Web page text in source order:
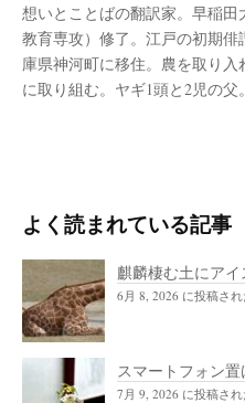
想いとことばの翻訳家。早稲
教育専攻）修了。江戸の初期
庫県神河町に移住。農を取り
に取り組む。ヤギ1頭と2児の父。
よく読まれている記事
麒麟棲む土にア
6月 8, 2026 に投稿され
スマートフォン
7月 9, 2026 に投稿され